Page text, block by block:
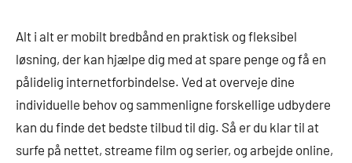
Alt i alt er mobilt bredbånd en praktisk og fleksibel
løsning, der kan hjælpe dig med at spare penge og få en
pålidelig internetforbindelse. Ved at overveje dine
individuelle behov og sammenligne forskellige udbydere
kan du finde det bedste tilbud til dig. Så er du klar til at
surfe på nettet, streame film og serier, og arbejde online,